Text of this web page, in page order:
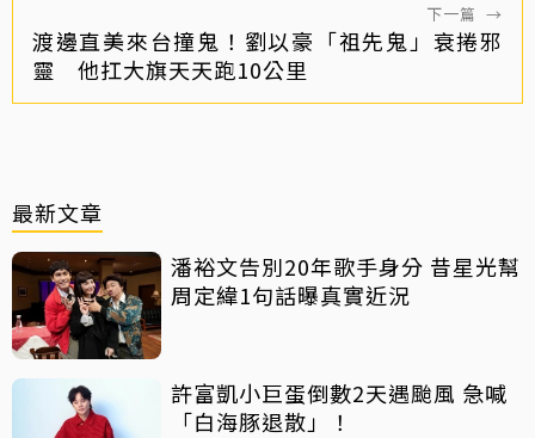
下一篇 →
渡邊直美來台撞鬼！劉以豪「祖先鬼」衰捲邪
靈 他扛大旗天天跑10公里
最新文章
潘裕文告別20年歌手身分 昔星光幫
周定緯1句話曝真實近況
許富凱小巨蛋倒數2天遇颱風 急喊
「白海豚退散」！